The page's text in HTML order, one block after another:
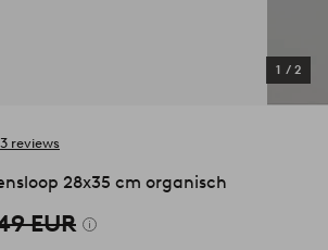
1 / 2
3 reviews
28x35 cm organisch
EUR